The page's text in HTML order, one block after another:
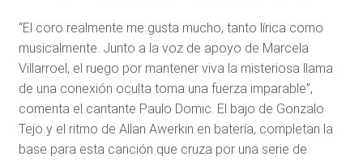
“El coro realmente me gusta mucho, tanto lírica como
musicalmente. Junto a la voz de apoyo de Marcela
Villarroel, el ruego por mantener viva la misteriosa llama
de una conexión oculta toma una fuerza imparable”,
comenta el cantante Paulo Domic. El bajo de Gonzalo
Tejo y el ritmo de Allan Awerkin en batería, completan la
base para esta canción que cruza por una serie de